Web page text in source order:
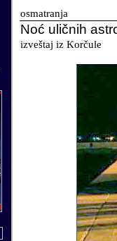
osmatranja
Noć uličnih
izveštaj iz Korčule